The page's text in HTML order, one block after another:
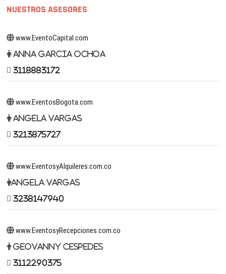
NUESTROS ASESORES
www.EventoCapital.com
Anna Garcia Ochoa
3118883172
www.EventosBogota.com
Angela Vargas
3213875727
www.EventosyAlquileres.com.co
Angela Vargas
3238147940
www.EventosyRecepciones.com.co
Geovanny Cespedes
3112290375